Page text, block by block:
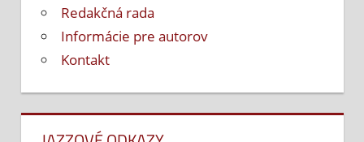
Redakčná rada
Informácie pre autorov
Kontakt